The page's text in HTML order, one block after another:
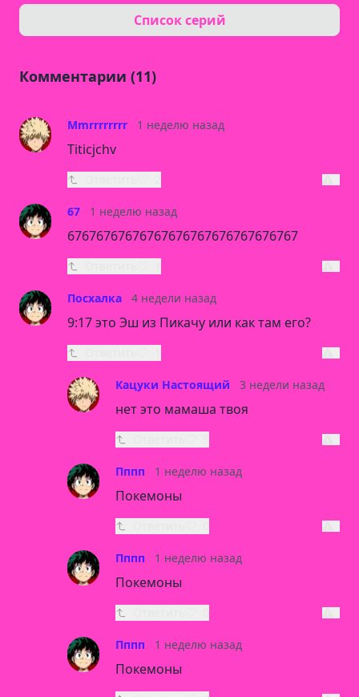
Список серий
Комментарии (11)
Mmrrrrrrrr 1 неделю назад
Titicjchv
67 1 неделю назад
67676767676767676767676767676767
Посхалка 4 недели назад
9:17 это Эш из Пикачу или как там его?
Кацуки Настоящий 3 недели назад
нет это мамаша твоя
Пппп 1 неделю назад
Покемоны
Пппп 1 неделю назад
Покемоны
Пппп 1 неделю назад
Покемоны